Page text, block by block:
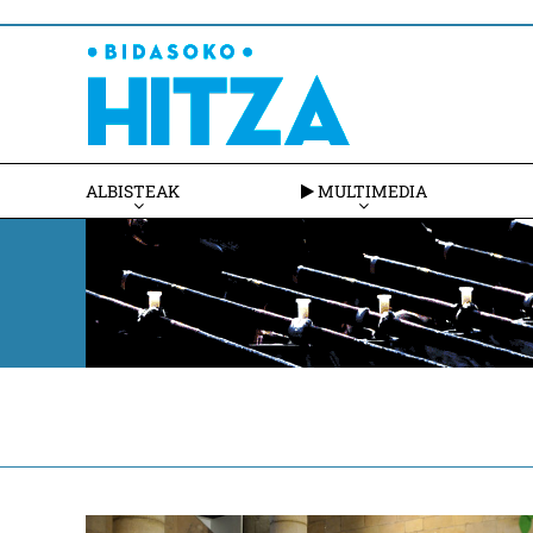
ALBISTEAK MULTIMEDIA